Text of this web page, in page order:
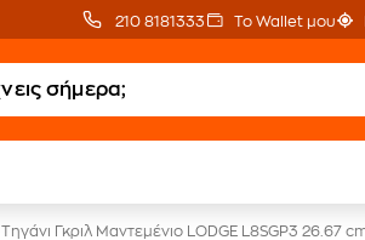
210 8181333 Το Wallet μου
Τηγάνι Γκριλ Μαντεμένιο LODGE L8SGP3 26.67